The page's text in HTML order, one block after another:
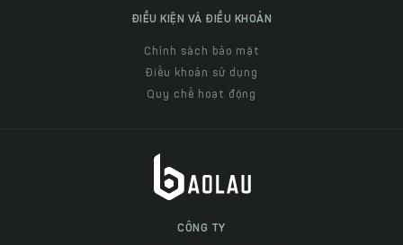
ĐIỀU KIỆN VÀ ĐIỀU KHOẢN
Chính sách bảo mật
Điều khoản sử dụng
Quy chế hoạt động
CÔNG TY